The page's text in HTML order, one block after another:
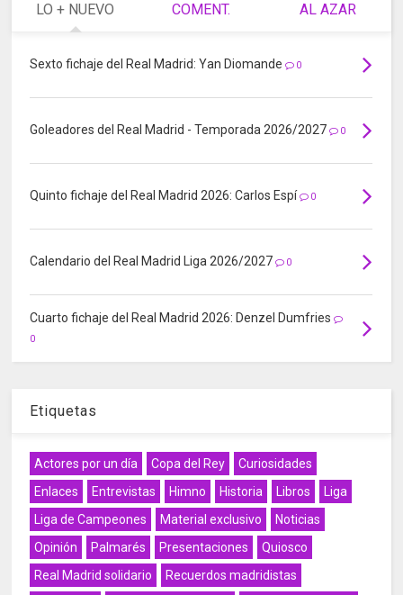
LO + NUEVO COMENT. AL AZAR
Sexto fichaje del Real Madrid: Yan Diomande 0
Goleadores del Real Madrid - Temporada 2026/2027 0
Quinto fichaje del Real Madrid 2026: Carlos Espí 0
Calendario del Real Madrid Liga 2026/2027 0
Cuarto fichaje del Real Madrid 2026: Denzel Dumfries
0
Etiquetas
Actores por un día Copa del Rey
Curiosidades
Enlaces
Entrevistas Himno Historia Libros
Liga
Liga de Campeones
Material exclusivo
Noticias
Opinión
Palmarés Presentaciones
Quiosco
Real Madrid solidario
Recuerdos madridistas